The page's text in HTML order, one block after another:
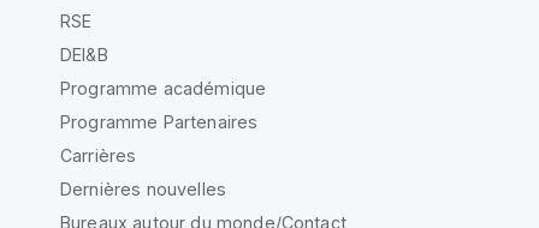
RSE
DEI&B
Programme académique
Programme Partenaires
Carrières
Dernières nouvelles
Bureaux autour du monde/Contact